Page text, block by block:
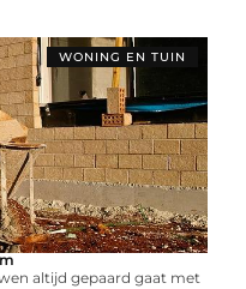
WONING EN TUIN
altijd gepaard gaat met